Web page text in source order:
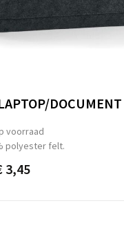
voorraad
polyester felt.
3,45